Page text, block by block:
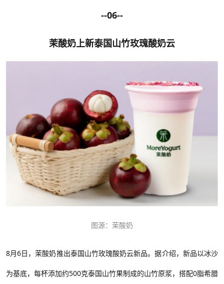
--06--
茉酸奶上新泰国山竹玫瑰酸奶云
图源：茉酸奶
8月6日，茉酸奶推出泰国山竹玫瑰酸奶云新品。据介绍，新品以冰沙
为基底，每杯添加约500克泰国山竹果制成的山竹原浆，搭配0脂希腊